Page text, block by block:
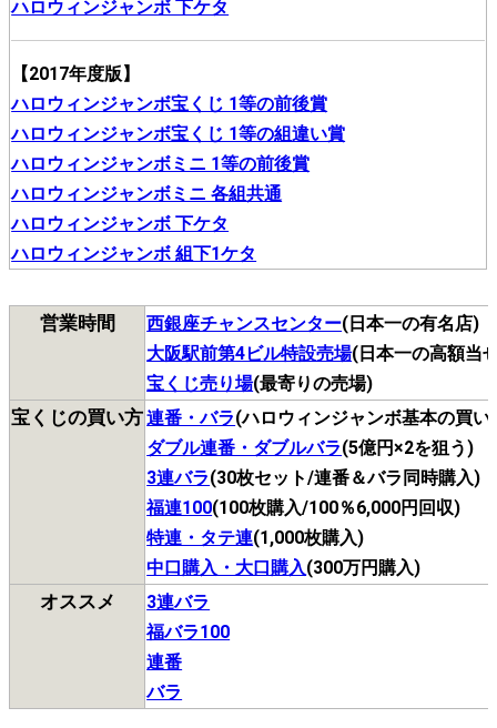
ハロウィンジャンボ 下ケタ
【2017年度版】
ハロウィンジャンボ宝くじ 1等の前後賞
ハロウィンジャンボ宝くじ 1等の組違い賞
ハロウィンジャンボミニ 1等の前後賞
ハロウィンジャンボミニ 各組共通
ハロウィンジャンボ 下ケタ
ハロウィンジャンボ 組下1ケタ
営業時間 西銀座チャンスセンター(日本一の有名店)
大阪駅前第4ビル特設売場(日本一の高額当
宝くじ売り場(最寄りの売場)
宝くじの買い方連番・バラ(ハロウィンジャンボ基本の買い
ダブル連番・ダブルバラ(5億円×2を狙う)
3連バラ(30枚セット/連番＆バラ同時購入)
福連100(100枚購入/100％6,000円回収)
特連・タテ連(1,000枚購入)
中口購入・大口購入(300万円購入)
オススメ
3連バラ
福バラ100
連番
バラ